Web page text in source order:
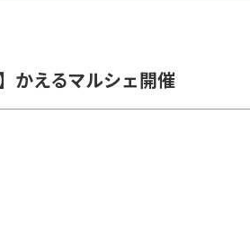
かえるマルシェ開催